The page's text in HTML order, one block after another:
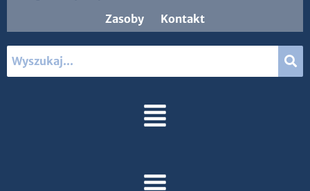
Zasoby
Kontakt